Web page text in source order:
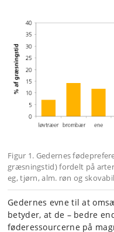
Figur 1. Gedernes
græsningstid) fordelt på
eg, tjørn, alm. røn og
Gedernes evne til at
betyder, at de – bedre
føderessourcerne på